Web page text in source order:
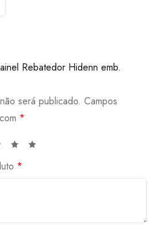
Rebatedor Hidenn emb.
será publicado. Campos
*
*